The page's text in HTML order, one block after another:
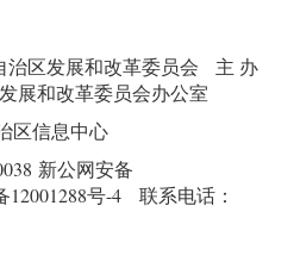
区发展和改革委员会
主 办
展和改革委员会办公室
区信息中心
新公网安备
12001288号-4 联系电话：